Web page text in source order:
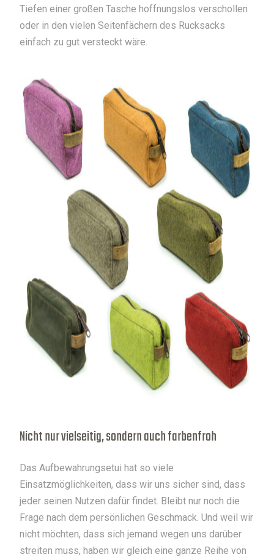
Tiefen einer großen Tasche hoffnungslos verschollen
oder in den vielen Seitenfächern des Rucksacks
einfach zu gut versteckt wäre.
Nicht nur vielseitig, sondern auch farbenfroh
Das Aufbewahrungsetui hat so viele
Einsatzmöglichkeiten, dass wir uns sicher sind, dass
jeder seinen Nutzen dafür findet. Bleibt nur noch die
Frage nach dem persönlichen Geschmack. Und weil wir
nicht möchten, dass sich jemand wegen uns darüber
streiten muss, haben wir gleich eine ganze Reihe von